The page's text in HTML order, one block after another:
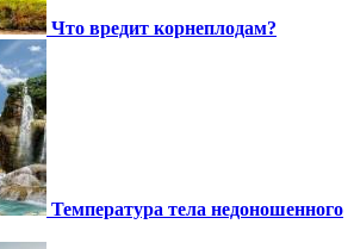
Что вредит корнеплодам?
Температура тела недоношенного